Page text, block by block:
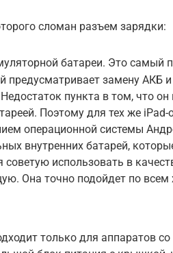
сломан разъем зарядки:
батареи. Это самый
замену АКБ и
пункта в том, что он
Поэтому для тех же iPad-
операционной системы
внутренних батарей,
использовать в
Она точно подойдет по всем
только для аппаратов